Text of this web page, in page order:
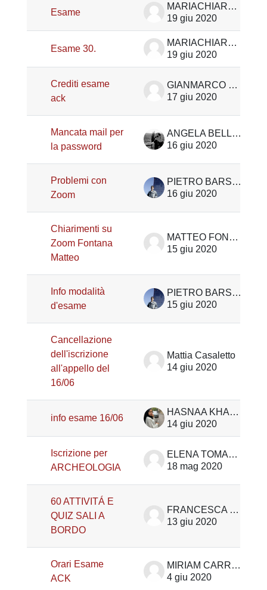
Esame
MARIACHIARA NALON
19 giu 2020
Esame 30.
MARIACHIARA NALON
19 giu 2020
Crediti esame
ack
GIANMARCO BIGON
17 giu 2020
Mancata mail per
la password
ANGELA BELLATO
16 giu 2020
Problemi con
Zoom
PIETRO BARSOTTI
16 giu 2020
Chiarimenti su
Zoom Fontana
Matteo
MATTEO FONTANA
15 giu 2020
Info modalità
d'esame
PIETRO BARSOTTI
15 giu 2020
Cancellazione
dell'iscrizione
all'appello del
16/06
Mattia Casaletto
14 giu 2020
info esame 16/06
HASNAA KHALLOUF
14 giu 2020
Iscrizione per
ARCHEOLOGIA
ELENA TOMASELLO
18 mag 2020
60 ATTIVITÁ E
QUIZ SALI A
BORDO
FRANCESCA FRAZZA
13 giu 2020
Orari Esame
ACK
MIRIAM CARRIERI
4 giu 2020